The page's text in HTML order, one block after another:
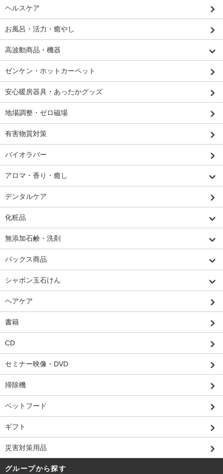
ヘルスケア
お風呂・活力・癒やし
高波動商品・機器
ゼンケン・ホットカーペット
安心暖房器具・あったかグッズ
地場調整・ゼロ磁場
有害物質対策
バイオラバー
アロマ・香り・癒し
デンタルケア
化粧品
無添加石鹸・洗剤
パックス商品
シャボン玉石けん
ヘアケア
書籍
CD
セミナー映像・DVD
掃除機
ペットフード
ギフト
災害対策用品
グループから探す